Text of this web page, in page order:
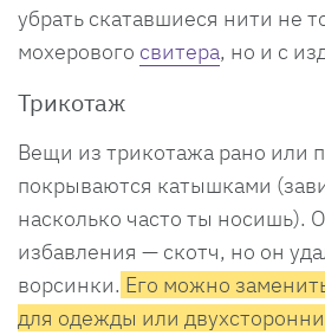
убрать скатавшиеся нити не
мохерового свитера, но и с
Трикотаж
Вещи из трикотажа рано или
покрываются катышками
насколько часто ты носишь).
избавления — скотч, но он
ворсинки. Его можно
для одежды или